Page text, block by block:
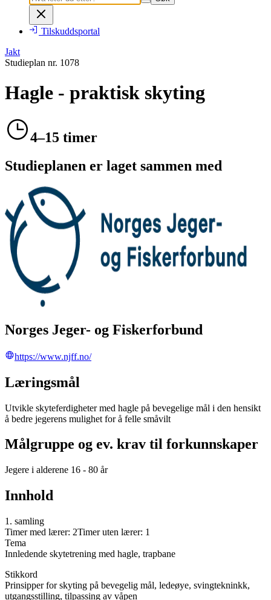
Tilskuddsportal
Jakt
Studieplan nr. 1078
Hagle - praktisk skyting
4–15 timer
Studieplanen er laget sammen med
Norges Jeger- og Fiskerforbund
https://www.njff.no/
Læringsmål
Utvikle skyteferdigheter med hagle på bevegelige mål i den hensikt
å bedre jegerens mulighet for å felle småvilt
Målgruppe og ev. krav til forkunnskaper
Jegere i alderene 16 - 80 år
Innhold
1. samling
Timer med lærer: 2Timer uten lærer: 1
Tema
Innledende skytetrening med hagle, trapbane
Stikkord
Prinsipper for skyting på bevegelig mål, ledeøye, svingtekninkk,
utgangsstilling, tilpassing av våpen